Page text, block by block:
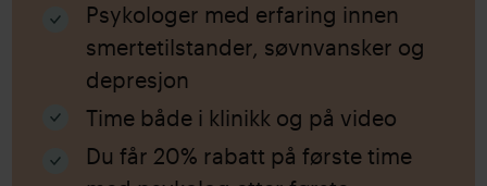
Psykologer med erfaring innen
smertetilstander, søvnvansker og
depresjon
Time både i klinikk og på video
Du får 20% rabatt på første time